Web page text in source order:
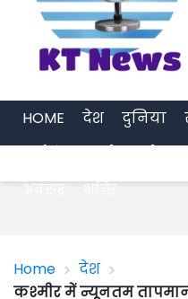
HOME देश दुनिया
अवसर
भक्ति
Home > देश >
कश्मीर में न्यूनतम